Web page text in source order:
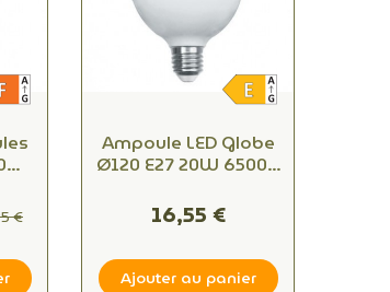
€
Ampoule LED Globe
Ø120 E27 20W 6500K
Équivalent 150W
16,55 €
Ajouter au panier